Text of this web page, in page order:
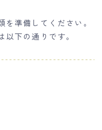
準備してください。
下の通りです。